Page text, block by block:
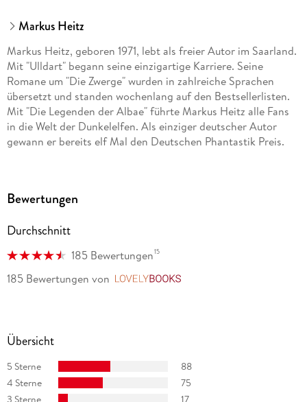
Markus Heitz
Markus Heitz, geboren 1971, lebt als freier Autor im Saarland.
Mit "Ulldart" begann seine einzigartige Karriere. Seine
Romane um "Die Zwerge" wurden in zahlreiche Sprachen
übersetzt und standen wochenlang auf den Bestsellerlisten.
Mit "Die Legenden der Albae" führte Markus Heitz alle Fans
in die Welt der Dunkelelfen. Als einziger deutscher Autor
gewann er bereits elf Mal den Deutschen Phantastik Preis.
Bewertungen
Durchschnitt
185 Bewertungen15
185 Bewertungen von
Übersicht
5 Sterne
88
4 Sterne
75
3 Sterne
17